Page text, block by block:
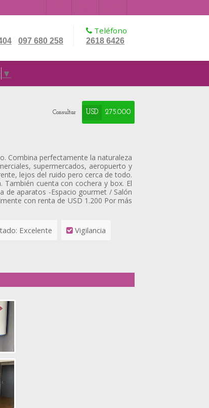
097 680 258
Teléfono
2618 6426
▼
Consultar USD 275.000
Combina perfectamente la naturaleza
supermercados, aeropuerto y
lejos del ruido pero cerca de todo.
cuenta con cochera y box. El
de aparatos -Espacio gourmet / Salón
con renta de USD 1.200 Por más
Excelente Vigilancia